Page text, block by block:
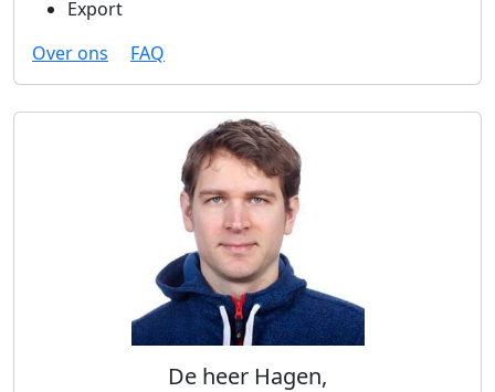
Export
Over ons
FAQ
De heer Hagen,